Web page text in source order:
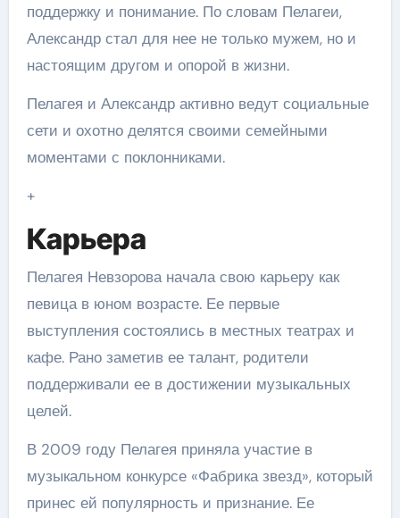
поддержку и понимание. По словам Пелагеи,
Александр стал для нее не только мужем, но и
настоящим другом и опорой в жизни.
Пелагея и Александр активно ведут социальные
сети и охотно делятся своими семейными
моментами с поклонниками.
+
Карьера
Пелагея Невзорова начала свою карьеру как
певица в юном возрасте. Ее первые
выступления состоялись в местных театрах и
кафе. Рано заметив ее талант, родители
поддерживали ее в достижении музыкальных
целей.
В 2009 году Пелагея приняла участие в
музыкальном конкурсе «Фабрика звезд», который
принес ей популярность и признание. Ее